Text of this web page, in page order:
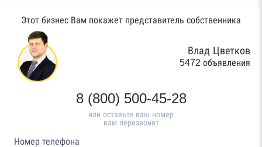
Этот бизнес Вам покажет представитель собственника
Влад Цветков
5472 объявления
8 (800) 500-45-28
или оставьте ваш номер
вам перезвонят
Номер телефона